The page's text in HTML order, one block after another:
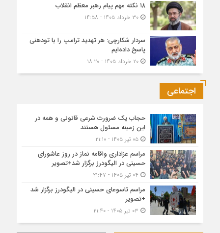
۱۸ نکته مهم پیام رهبر معظم انقلاب
۳۰ خرداد ۱۴۰۵ - ۱۴:۵۸
سردار شکارچی: هر تهدید ترامپ را با تودهنی
پاسخ داده‌ایم
۲۰ خرداد ۱۴۰۵ - ۱۸:۲۰
اجتماعی
حجاب یک ضرورت شرعی قانونی و همه در
این زمینه مسئول هستند
۰۵ تیر ۱۴۰۵ - ۲۱:۱۰
مراسم عزاداری واقامه نماز در روز عاشورای
حسینی در الیگودرز برگزار شد+تصویر
مراسم تاسوعای حسینی در الیگودرز برگزار شد
+تصویر